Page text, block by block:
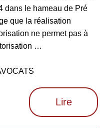
dans le hameau de Pré
que la réalisation
ne permet pas à
…
Lire